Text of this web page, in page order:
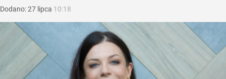
Dodano:27 lipca 10:18